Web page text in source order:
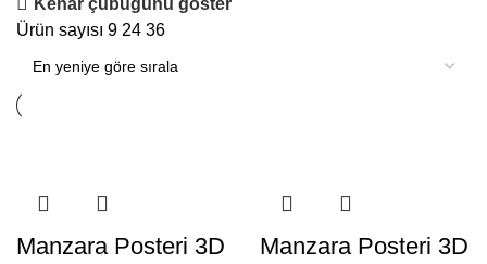
Ürün sayısı 9 24 36
Manzara Posteri 3D
Manzara Posteri 3D